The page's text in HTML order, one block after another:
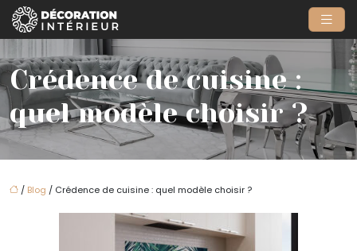
Crédence de cuisine :
quel modèle choisir ?
/ Blog / Crédence de cuisine : quel modèle choisir ?